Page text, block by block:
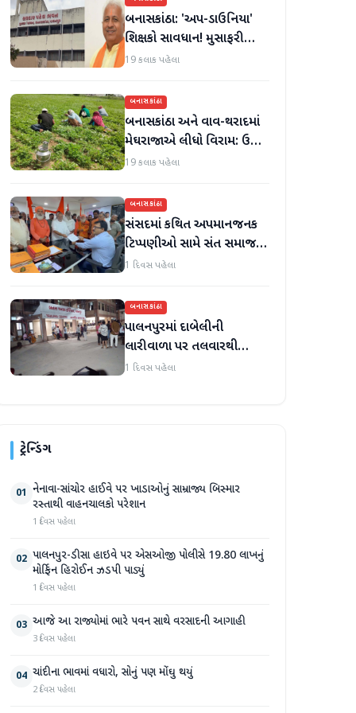
બનાસકાંઠા: 'અપ-ડાઉનિયા'
શિક્ષકો સાવધાન! મુસાફરી
કરતા શિક્ષકો સામે તવાઈ હાથ
19 કલાક પહેલા
બનાસકાંઠા
બનાસકાંઠા અને વાવ-થરાદમાં
મેઘરાજાએ લીધો વિરામ: ઉઘાડ
નીકળતાં ખેડૂતોમાં આનંદનો
19 કલાક પહેલા
બનાસકાંઠા
સંસદમાં કથિત અપમાનજનક
ટિપ્પણીઓ સામે સંત સમાજમાં
રોષ: પાલનપુરમાં VHP સાથે
આવેદનપત્ર આપ્યું
1 દિવસ પહેલા
બનાસકાંઠા
પાલનપુરમાં દાબેલીની
લારીવાળા પર તલવારથી
હુમલો: બે ઈજાગ્રસ્ત, આરોપી
1 દિવસ પહેલા
ટ્રેન્ડિંગ
01 નેનાવા-સાંચોર હાઈવે પર ખાડાઓનું સામ્રાજ્ય બિસ્માર
રસ્તાથી વાહનચાલકો પરેશાન
1 દિવસ પહેલા
02 પાલનપુર-ડીસા હાઇવે પર એસઓજી પોલીસે 19.80 લાખનું
મોર્ફિન હિરોઈન ઝડપી પાડ્યું
1 દિવસ પહેલા
03 આજે આ રાજ્યોમાં ભારે પવન સાથે વરસાદની આગાહી
3 દિવસ પહેલા
04 ચાંદીના ભાવમાં વધારો, સોનું પણ મોંઘુ થયું
2 દિવસ પહેલા